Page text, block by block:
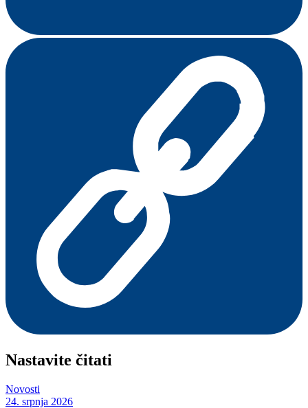
Nastavite čitati
Novosti
24. srpnja 2026